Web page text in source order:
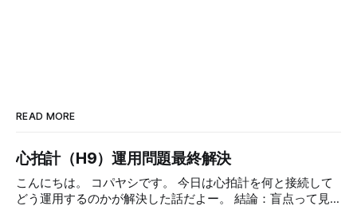
READ MORE
心拍計（H9）運用問題最終解決
こんにちは。 コパヤシです。 今日は心拍計を何と接続して
どう運用するのかが解決した話だよー。 結論：盲点って見